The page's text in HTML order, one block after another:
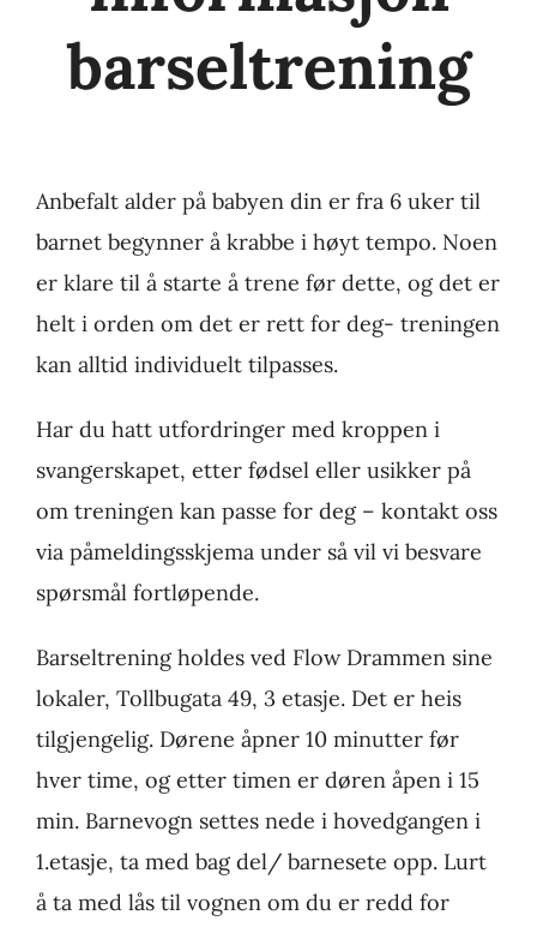
barseltrening
Anbefalt alder på babyen din er fra 6 uker til
barnet begynner å krabbe i høyt tempo. Noen
er klare til å starte å trene før dette, og det er
helt i orden om det er rett for deg- treningen
kan alltid individuelt tilpasses.
Har du hatt utfordringer med kroppen i
svangerskapet, etter fødsel eller usikker på
om treningen kan passe for deg – kontakt oss
via påmeldingsskjema under så vil vi besvare
spørsmål fortløpende.
Barseltrening holdes ved Flow Drammen sine
lokaler, Tollbugata 49, 3 etasje. Det er heis
tilgjengelig. Dørene åpner 10 minutter før
hver time, og etter timen er døren åpen i 15
min. Barnevogn settes nede i hovedgangen i
1.etasje, ta med bag del/ barnesete opp. Lurt
å ta med lås til vognen om du er redd for